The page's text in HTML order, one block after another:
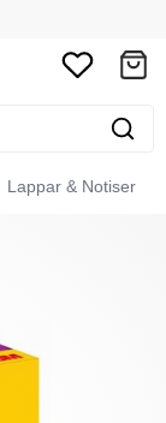
Lappar & Notiser